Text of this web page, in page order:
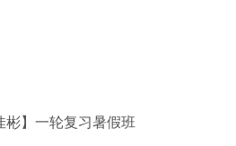
彬】一轮复习暑假班